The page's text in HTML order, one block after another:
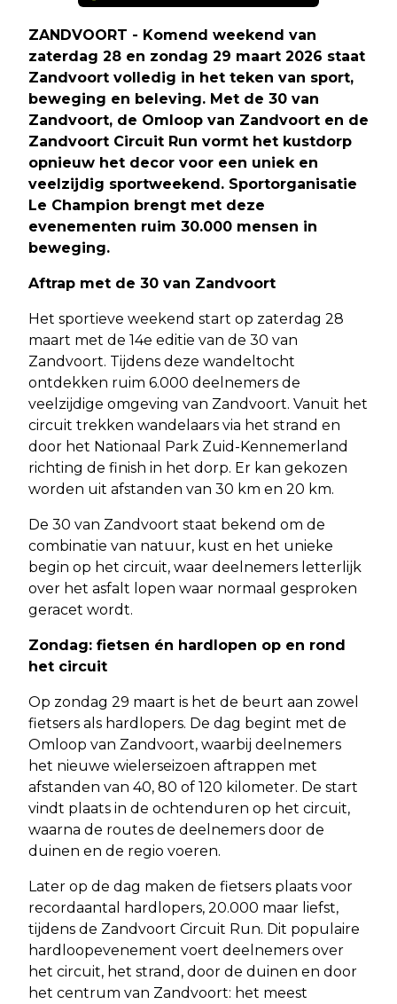
ZANDVOORT - Komend weekend van
zaterdag 28 en zondag 29 maart 2026 staat
Zandvoort volledig in het teken van sport,
beweging en beleving. Met de 30 van
Zandvoort, de Omloop van Zandvoort en de
Zandvoort Circuit Run vormt het kustdorp
opnieuw het decor voor een uniek en
veelzijdig sportweekend. Sportorganisatie
Le Champion brengt met deze
evenementen ruim 30.000 mensen in
beweging.
Aftrap met de 30 van Zandvoort
Het sportieve weekend start op zaterdag 28
maart met de 14e editie van de 30 van
Zandvoort. Tijdens deze wandeltocht
ontdekken ruim 6.000 deelnemers de
veelzijdige omgeving van Zandvoort. Vanuit het
circuit trekken wandelaars via het strand en
door het Nationaal Park Zuid-Kennemerland
richting de finish in het dorp. Er kan gekozen
worden uit afstanden van 30 km en 20 km.
De 30 van Zandvoort staat bekend om de
combinatie van natuur, kust en het unieke
begin op het circuit, waar deelnemers letterlijk
over het asfalt lopen waar normaal gesproken
geracet wordt.
Zondag: fietsen én hardlopen op en rond
het circuit
Op zondag 29 maart is het de beurt aan zowel
fietsers als hardlopers. De dag begint met de
Omloop van Zandvoort, waarbij deelnemers
het nieuwe wielerseizoen aftrappen met
afstanden van 40, 80 of 120 kilometer. De start
vindt plaats in de ochtenduren op het circuit,
waarna de routes de deelnemers door de
duinen en de regio voeren.
Later op de dag maken de fietsers plaats voor
recordaantal hardlopers, 20.000 maar liefst,
tijdens de Zandvoort Circuit Run. Dit populaire
hardloopevenement voert deelnemers over
het circuit, het strand, door de duinen en door
het centrum van Zandvoort: het meest